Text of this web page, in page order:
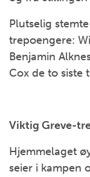
Plutselig
trepoengere:
Benjamin
Cox de to siste
Viktig Greve-
Hjemmelaget
seier i kampen